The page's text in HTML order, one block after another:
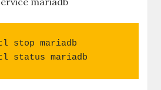
stop mariadb
status mariadb